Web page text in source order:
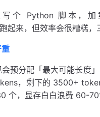
个 Python 脚本，加
起来，但效率会很糟糕，
预分配「最大可能长度
，剩下的 3500+
个，显存白白浪费 60-